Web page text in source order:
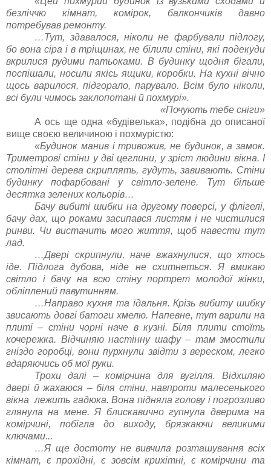
безліччю кімнат, комірок, балкончиків давно
потребував ремонту.
…Тут, здавалося, ніколи не фарбували підлогу,
бо вона сіра і в тріщинах, не білили стіни, які подекуди
вкрилися рудими патьоками. В будинку щодня бігали,
поспішали, носили якісь ящики, коробки. На кухні вічно
щось варилося, підгорало, парувало. Всім було ніколи,
всі були чимось заклопотані й похмурі».
«Почують тебе сніги»
А ось ще одна «будівелька», подібна до описаної
вище своєю величиною і похмурістю:
«Будинок манив і тривожив, не будинок, а замок.
Триметрові стіни у дві цеглини, у зріст людини вікна. І
столітні дерева скриплять, гудуть, завивають. Стіни
будинку пофарбовані у світло-зелене. Тут більше
десятка зелених кольорів…
Бачу вибиті шибки на другому поверсі, у флігелі,
бачу дах, що роками засипався листям і не чистилися
ринви. Чи вистачить мого життя, щоб навести тут
лад.
…Двері скрипнули, наче вжахнулися, що хтось
іде. Підлога дубова, ніде не схитнеться. Я вмикаю
світло і бачу на всю стіну портрет молодої жінки,
обліплений павутинням.
…Направо кухня та їдальня. Крізь вибиту шибку
звисають довгі батоги хмелю. Напевне, тут варили на
плиті – стіни чорні наче в кузні. Біля плити стоїть
кочережка. Відчиняю настінну шафу – там змостили
гніздо горобці, вони пурхнули звідти з вереском, легко
вдаряючись об мої руки.
Трохи далі – комірчина для вугілля. Відхиляю
двері й жахаюся – біля стіни, навпроти малесенького
вікна лежить гадюка. Вона підняла голову і погрозливо
глянула на мене. Я блискавично гупнула дверима на
комірчині, побігла до виходу, брязкаючи великими
ключами...
…Я ще достоту не вивчила розташування всіх
кімнат, є прохідні, є зовсім крихітні, є комірчини та